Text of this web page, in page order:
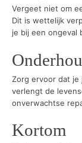
Vergeet niet om
Dit is wettelijk
je bij een ongeval
Zorg ervoor dat
verlengt de
onverwachtse
Kortom